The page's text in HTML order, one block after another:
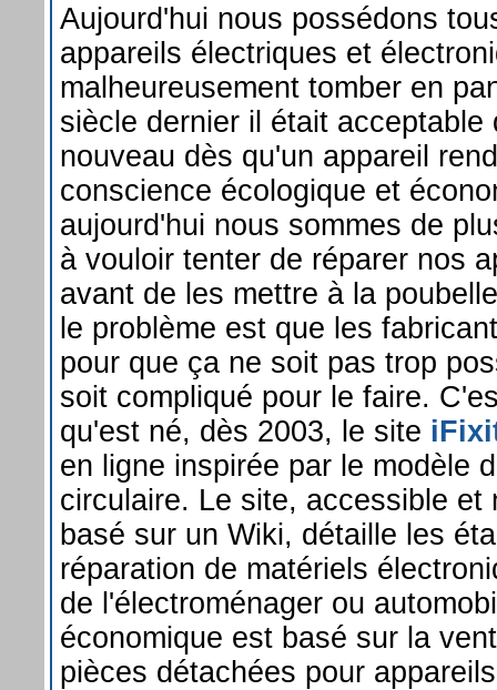
Aujourd'hui nous possédons
appareils électriques et
malheureusement tomber en
siècle dernier il était acceptable
nouveau dès qu'un appareil
conscience écologique et
aujourd'hui nous sommes de
à vouloir tenter de réparer nos
avant de les mettre à la
le problème est que les
pour que ça ne soit pas trop
soit compliqué pour le faire.
qu'est né, dès 2003, le site
en ligne inspirée par le modèle
circulaire. Le site, accessible et
basé sur un Wiki, détaille les
réparation de matériels
de l'électroménager ou
économique est basé sur la
pièces détachées pour